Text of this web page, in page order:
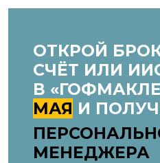
ОТКРОЙ
СЧЁТ ИЛИ
В
МАЯ И
МЕНЕДЖЕРА